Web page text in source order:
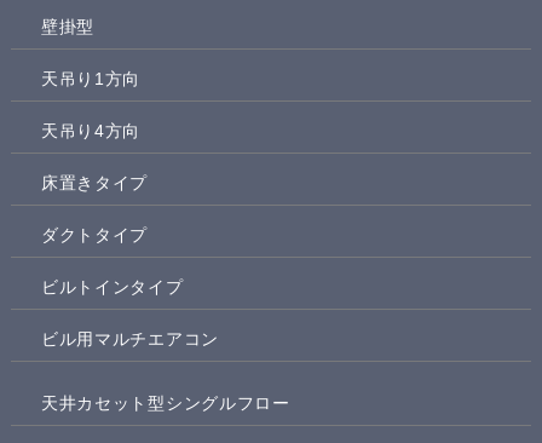
壁掛型
天吊り1方向
天吊り4方向
床置きタイプ
ダクトタイプ
ビルトインタイプ
ビル用マルチエアコン
天井カセット型シングルフロー